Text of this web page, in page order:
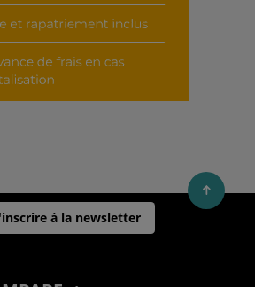
à la newsletter